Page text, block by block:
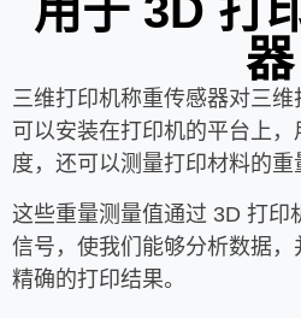
用于 3D 打
器
三维打印机称重传感器对三维
可以安装在打印机的平台上
度，还可以测量打印材料的重
这些重量测量值通过 3D 打印
信号，使我们能够分析数据
精确的打印结果。